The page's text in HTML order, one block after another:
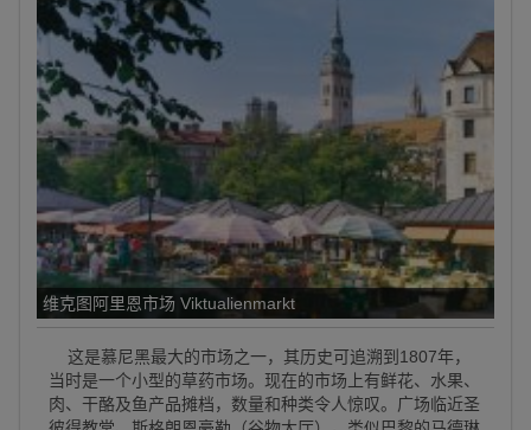
维克图阿里恩市场 Viktualienmarkt
这是慕尼黑最大的市场之一，其历史可追溯到1807年，
当时是一个小型的草药市场。现在的市场上有鲜花、水果、
肉、干酪及鱼产品摊档，数量和种类令人惊叹。广场临近圣